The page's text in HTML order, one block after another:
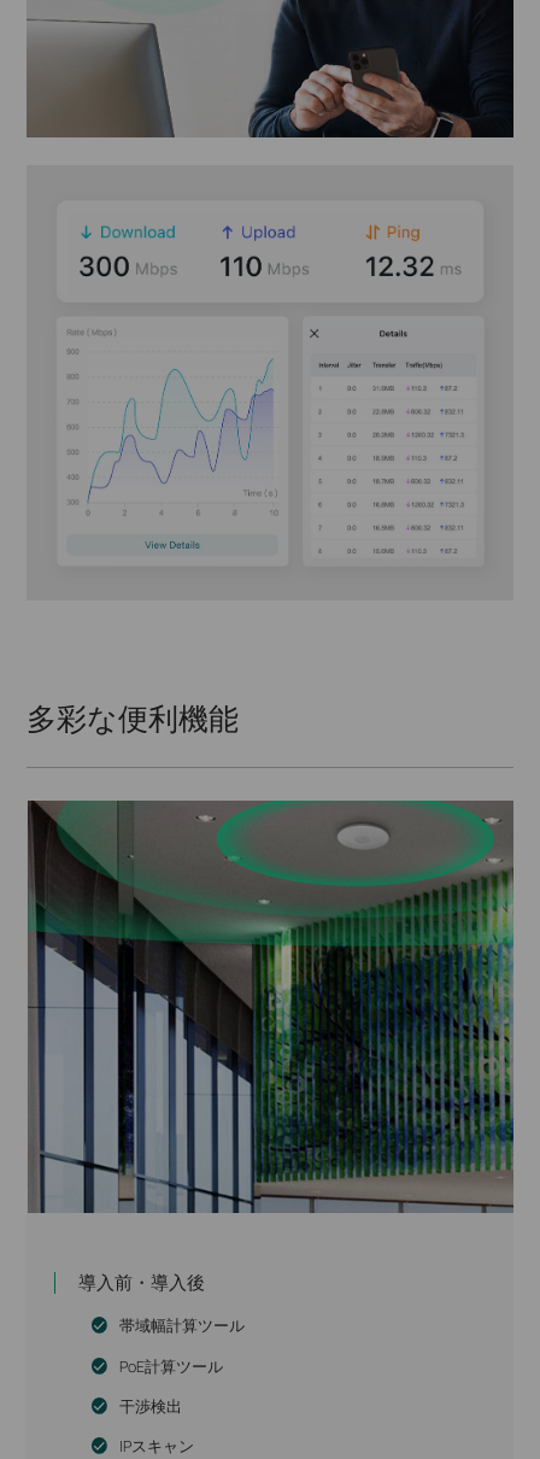
多彩な便利機能
導入前・導入後
帯域幅計算ツール
PoE計算ツール
干渉検出
IPスキャン